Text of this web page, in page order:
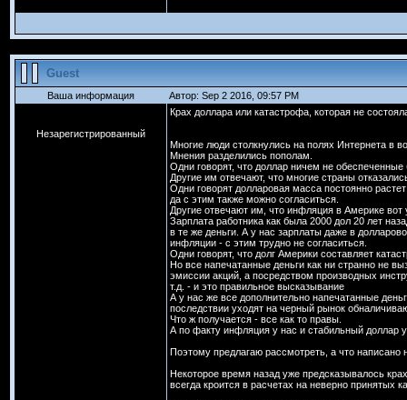
Guest
Ваша информация Автор: Sep 2 2016, 09:57 PM
Незарегистрированный
Крах доллара или катастрофа, которая не
Многие люди столкнулись на полях Интернета в
Мнения разделились пополам.
Одни говорят, что доллар ничем не
Другие им отвечают, что многие страны
Одни говорят долларовая масса постоянно
да с этим также можно согласиться.
Другие отвечают им, что инфляция в Америке вот
Зарплата работника как была 2000 дол 20 лет
в те же деньги. А у нас зарплаты даже в
инфляции - с этим трудно не согласиться.
Одни говорят, что долг Америки составляет
Но все напечатанные деньги как ни странно не
эмиссии акций, а посредством производных
т.д. - и это правильное высказывание
А у нас же все дополнительно напечатанные
последствии уходят на черный рынок
Что ж получается - все как то правы.
А по факту инфляция у нас и стабильный доллар
Поэтому предлагаю рассмотреть, а что написано
Некоторое время назад уже предсказывалось
всегда кроится в расчетах на неверно принятых